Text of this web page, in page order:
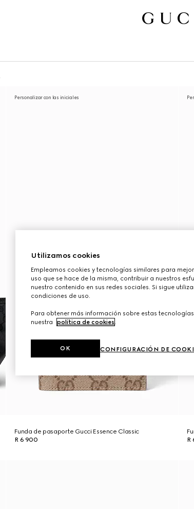
Personalizar con las iniciales
Funda de pasaporte Gucci Essence Classic
R 6 900
R
Utilizamos cookies
Empleamos cookies y tecnologías similares para
uso que se hace de la misma, contribuir a nuestros
nuestro contenido en sus redes sociales. Si sigue
condiciones de uso.
Para obtener más información sobre estas
nuestra
política de cookies.
CONFIGURACIÓN DE
OK